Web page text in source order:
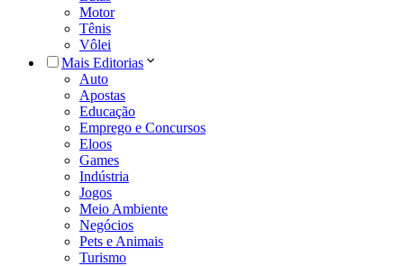
Motor
Tênis
Vôlei
Mais Editorias
Auto
Apostas
Educação
Emprego e Concursos
Eloos
Games
Indústria
Jogos
Meio Ambiente
Negócios
Pets e Animais
Turismo